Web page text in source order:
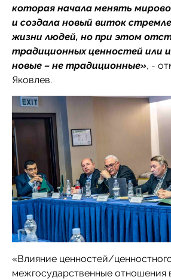
которая начала менять
и создала новый виток
жизни людей, но при этом
традиционных ценностей или
новые – не традиционные», -
Яковлев.
«Влияние ценностей/
межгосударственные отношения